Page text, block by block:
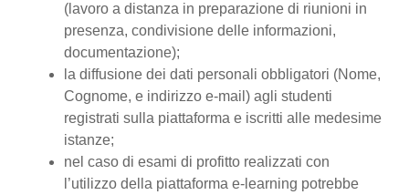
(lavoro a distanza in preparazione di riunioni in
presenza, condivisione delle informazioni,
documentazione);
la diffusione dei dati personali obbligatori (Nome,
Cognome, e indirizzo e-mail) agli studenti
registrati sulla piattaforma e iscritti alle medesime
istanze;
nel caso di esami di profitto realizzati con
l’utilizzo della piattaforma e-learning potrebbe